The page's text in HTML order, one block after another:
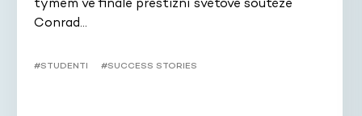
Conrad…
#STUDENTI #SUCCESS STORIES